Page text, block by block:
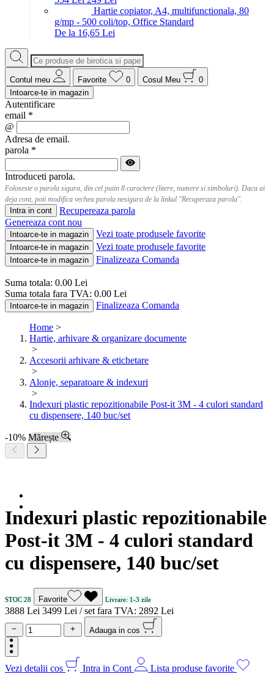
Hartie copiator, A4, multifunctionala, 80
g/mp - 500 coli/top, Office Standard
De la 16,65 Lei
Contul meu Favorite 0 Cosul Meu
0
Intoarce-te in magazin
Autentificare
email *
@
Adresa de email.
parola *
Introduceti parola.
Foloseste o parola sigura, din cel putin 8 caractere (litere, numere si simboluri). Daca ai
deja cont, poti modifica vechea parola nesigura de la linkul "Recuperaza parola".
Intra in cont
Recupereaza parola
Genereaza cont nou
Intoarce-te in magazin Vezi toate produsele favorite
Intoarce-te in magazin Vezi toate produsele favorite
Intoarce-te in magazin Finalizeaza Comanda
Suma totala: 0.00 Lei
Suma totala fara TVA: 0.00 Lei
Intoarce-te in magazin Finalizeaza Comanda
Home >
Hartie, arhivare & organizare documente
>
Accesorii arhivare & etichetare
>
Alonje, separatoare & indexuri
>
Indexuri plastic repozitionabile Post-it 3M - 4 culori standard
cu dispensere, 140 buc/set
-10% Mărește
Indexuri plastic repozitionabile
Post-it 3M - 4 culori standard
cu dispensere, 140 buc/set
STOC 28 Favorite Livrare: 1-3 zile
3888 Lei 3499 Lei / set fara TVA: 2892 Lei
Adauga in cos
Vezi detalii cos Intra in Cont
Lista produse favorite